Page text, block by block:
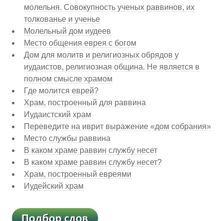
молельня. Совокупность ученых раввинов, их
толкованье и ученье
Молельный дом иудеев
Место общения еврея с богом
Дом для молитв и религиозных обрядов y
иудаистов, религиозная община. He является в
полном смысле храмом
Где молится еврей?
Храм, построенный для раввина
Иудаистский храм
Переведите на иврит выражение «дом собрания»
Место службы раввина
В каком храме раввин службу несет
В каком храме раввин службу несет?
Храм, построенный евреями
Иудейский храм